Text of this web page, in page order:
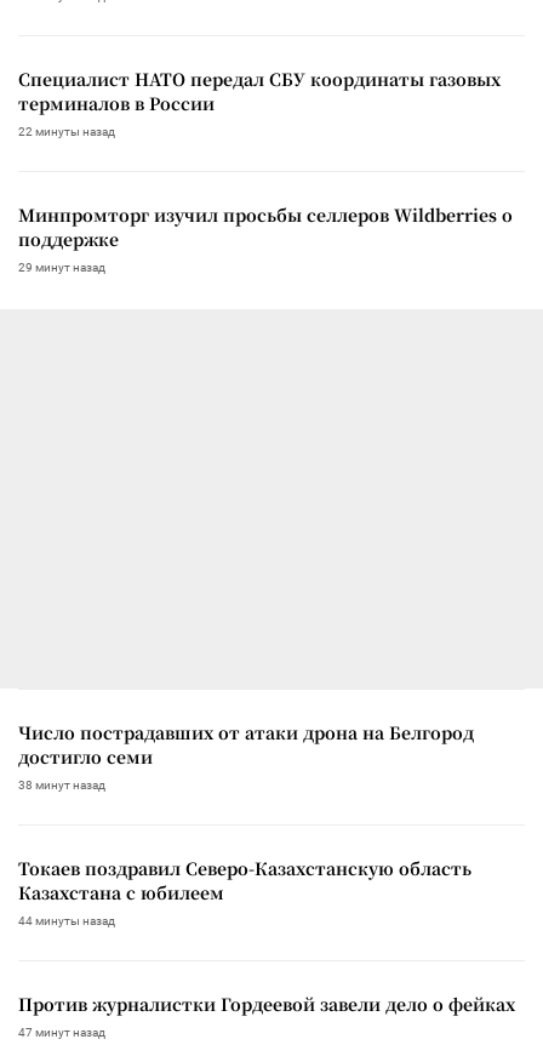
Специалист НАТО передал СБУ координаты газовых
терминалов в России
22 минуты назад
Минпромторг изучил просьбы селлеров Wildberries о
поддержке
29 минут назад
Число пострадавших от атаки дрона на Белгород
достигло семи
38 минут назад
Токаев поздравил Северо-Казахстанскую область
Казахстана с юбилеем
44 минуты назад
Против журналистки Гордеевой завели дело о фейках
47 минут назад